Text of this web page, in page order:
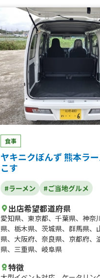
ンク、みたま＿オリーブフラン
バジルフランク、みたま＿ベル
ツ、豚角煮丼、冷やし鶏白湯ラ
豚丼、北海道ザンギ、北海道ポ
ザンギのタルタルチキン南蛮丼
フリッツ、ワイルドフランク(
イシー・BBQ・オリーブ)、ロ
ス、雪いちご、太閤唐揚げ、霜
串、牛ハラミ串、鹿児島黒豚焼
焼き、金鯱カレー、金鯱キーマ
レアチャーシュー丼、炙りチャ
ルーロー飯、油淋鶏、元祖釜玉
ルギービール
食事
ヤキニクぼんず 熊本ラ
こす
#ラーメン #ご当地グルメ
出店希望都道府県
愛知県、 東京都、 千葉県、 神奈
県、 栃木県、 茨城県、 群馬県、
県、 大阪府、 奈良県、 京都府、
県、 三重県、 岐阜県
特徴